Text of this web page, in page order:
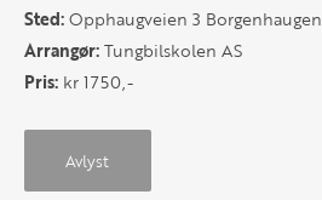
Sted:Opphaugveien 3 Borgenhaugen
Arrangør:Tungbilskolen AS
Pris: kr 1750,-
Avlyst